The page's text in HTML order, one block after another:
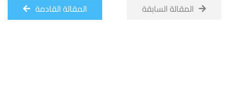
المقالة السابقة المقالة القادمة